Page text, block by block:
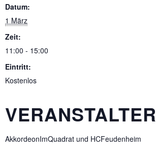
Datum:
1 März
Zeit:
11:00 - 15:00
Eintritt:
Kostenlos
VERANSTALTER
AkkordeonImQuadrat und HCFeudenheim